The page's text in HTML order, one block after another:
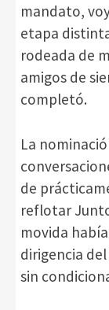
mandato,
etapa
rodeada de
amigos de
completó.
La
de
reflotar
movida
dirigencia
sin